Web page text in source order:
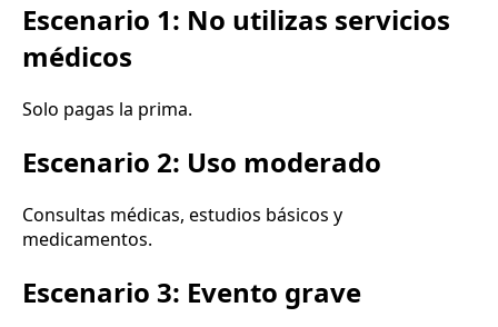
Escenario 1: No utilizas servicios
médicos
Solo pagas la prima.
Escenario 2: Uso moderado
Consultas médicas, estudios básicos y
medicamentos.
Escenario 3: Evento grave